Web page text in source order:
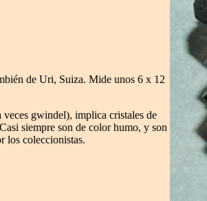
de Uri, Suiza. Mide unos 6 x 12
veces gwindel), implica cristales de
siempre son de color humo, y son
los coleccionistas.